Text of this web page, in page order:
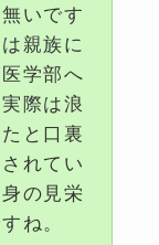
いです
親族に
学部へ
際は浪
と口裏
れてい
の見栄
ね。